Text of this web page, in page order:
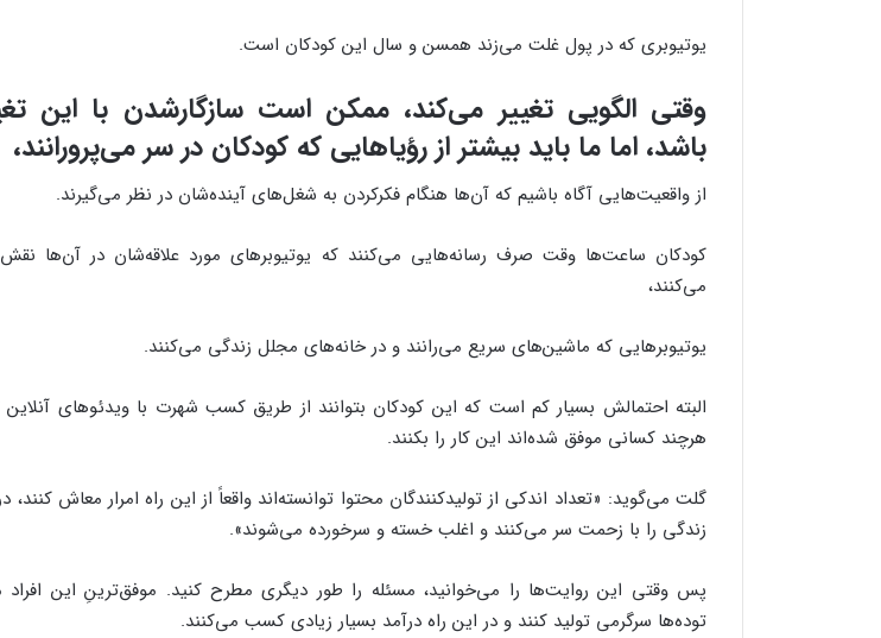
یوتیوبری که در پول غلت می‌زند همسن‌ و سال این کودکان است.
وقتی الگویی تغییر می‌کند، ممکن است سازگارشدن با این
باشد، اما ما باید بیشتر از رؤیاهایی که کودکان در سر می‌پرورانند،
از واقعیت‌هایی آگاه باشیم که آن‌ها هنگام فکرکردن به شغل‌های آینده‌شان در نظر می‌گیرند.
کودکان ساعت‌ها وقت صرف رسانه‌هایی می‌کنند که یوتیوبرهای مورد علاقه‌شان در آن‌ها نقش
می‌کنند،
یوتیوبرهایی که ماشین‌های سریع می‌رانند و در خانه‌های مجلل زندگی می‌کنند.
البته احتمالش بسیار کم است که این کودکان بتوانند از طریق کسب شهرت با ویدئوهای آنلاین
هرچند کسانی موفق شده‌اند این کار را بکنند.
گلت می‌گوید: «تعداد اندکی از تولیدکنندگان محتوا توانسته‌اند واقعاً از این راه امرار معاش کنند،
زندگی را با زحمت سر می‌کنند و اغلب خسته و سرخورده می‌شوند».
پس وقتی این روایت‌ها را می‌خوانید، مسئله را طور دیگری مطرح کنید. موفق‌ترینِ این افراد
توده‌ها سرگرمی تولید کنند و در این راه درآمد بسیار زیادی کسب می‌کنند.